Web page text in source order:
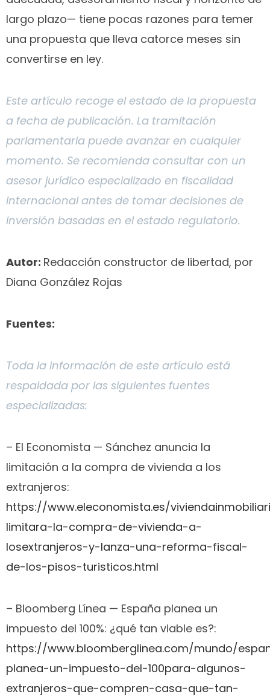
largo plazo— tiene pocas razones para temer
una propuesta que lleva catorce meses sin
convertirse en ley.
Este artículo recoge el estado de la propuesta
a fecha de publicación. La tramitación
parlamentaria puede avanzar en cualquier
momento. Se recomienda consultar con un
asesor jurídico especializado en fiscalidad
internacional antes de tomar decisiones de
inversión basadas en el estado regulatorio.
Autor: Redacción constructor de libertad, por
Diana González Rojas
Fuentes:
Toda la información de este artículo está
respaldada por las siguientes fuentes
especializadas:
– El Economista — Sánchez anuncia la
limitación a la compra de vivienda a los
extranjeros:
https://www.eleconomista.es/
limitara-la-compra-de-vivienda-a-
losextranjeros-y-lanza-una-reforma-fiscal-
de-los-pisos-turisticos.html
– Bloomberg Línea — España planea un
impuesto del 100%: ¿qué tan viable es?:
https://www.bloomberglinea.com/mundo/
planea-un-impuesto-del-100para-algunos-
extranjeros-que-compren-casa-que-tan-